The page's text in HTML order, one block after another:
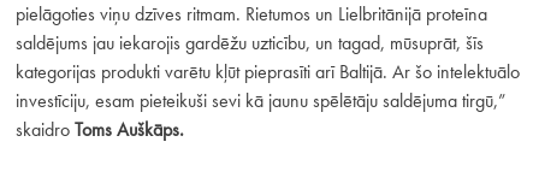
pielāgoties viņu dzīves ritmam. Rietumos un Lielbritānijā proteīna
saldējums jau iekarojis gardēžu uzticību, un tagad, mūsuprāt, šīs
kategorijas produkti varētu kļūt pieprasīti arī Baltijā. Ar šo intelektuālo
investīciju, esam pieteikuši sevi kā jaunu spēlētāju saldējuma tirgū,”
skaidroToms Auškāps.